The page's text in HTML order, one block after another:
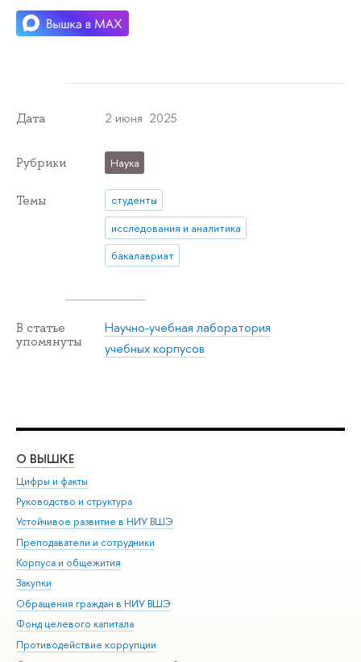
Дата 2 июня 2025
Рубрики Наука
Темы
студенты
исследования и аналитика
бакалавриат
В статье
упомянуты
Научно-учебная лаборатория
учебных корпусов
О ВЫШКЕ
Цифры и факты
Руководство и структура
Устойчивое развитие в НИУ ВШЭ
Преподаватели и сотрудники
Корпуса и общежития
Закупки
Обращения граждан в НИУ ВШЭ
Фонд целевого капитала
Противодействие коррупции